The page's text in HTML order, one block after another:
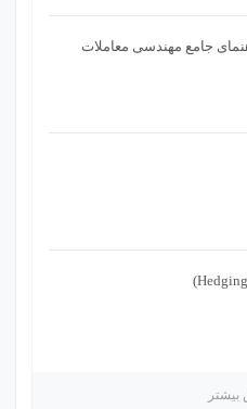
جامع مهندسی معاملات
بیشتر